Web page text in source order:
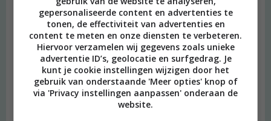
gepersonaliseerde content en advertenties te
tonen, de effectiviteit van advertenties en
content te meten en onze diensten te verbeteren.
Hiervoor verzamelen wij gegevens zoals unieke
advertentie ID’s, geolocatie en surfgedrag. Je
kunt je cookie instellingen wijzigen door het
gebruik van onderstaande 'Meer opties' knop of
via 'Privacy instellingen aanpassen' onderaan de
website.